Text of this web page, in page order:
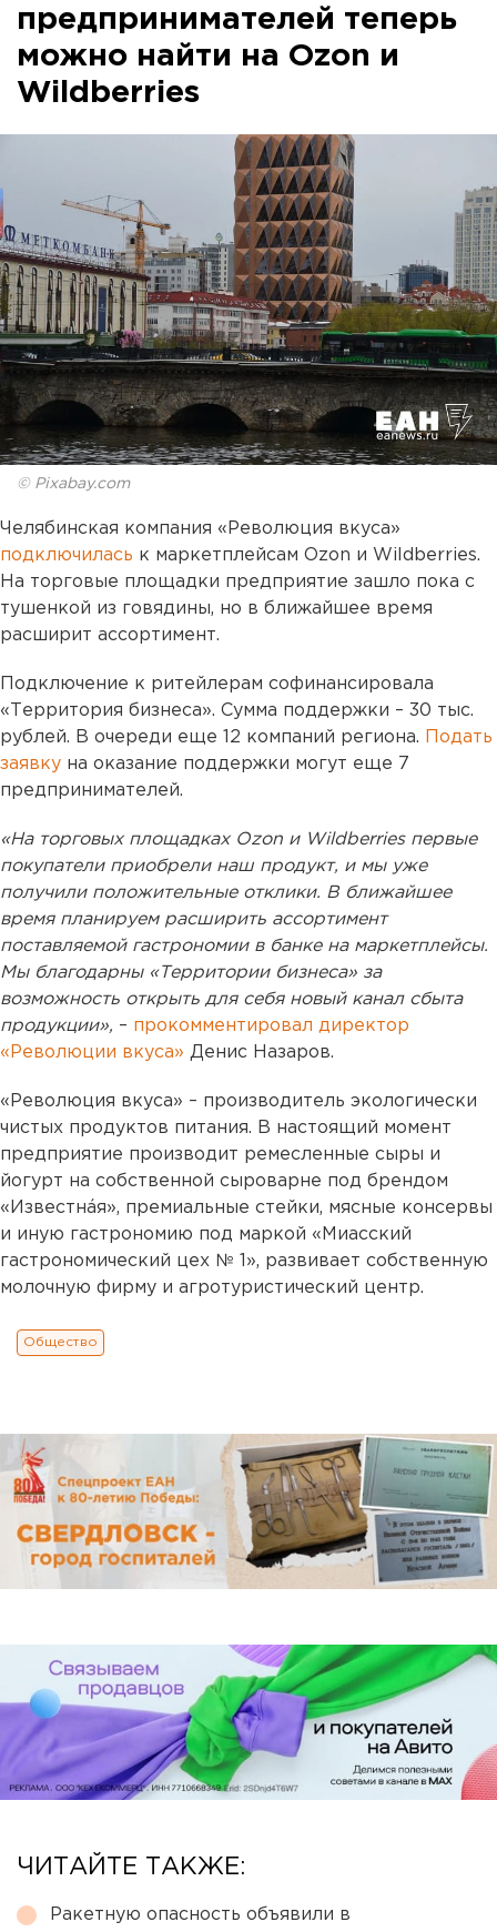
предпринимателей теперь
можно найти на Ozon и
Wildberries
© Pixabay.com
Челябинская компания «Революция вкуса»
подключилась к маркетплейсам Ozon и Wildberries.
На торговые площадки предприятие зашло пока с
тушенкой из говядины, но в ближайшее время
расширит ассортимент.
Подключение к ритейлерам софинансировала
«Территория бизнеса». Сумма поддержки – 30 тыс.
рублей. В очереди еще 12 компаний региона.
Подать
заявку на оказание поддержки могут еще 7
предпринимателей.
«На торговых площадках Ozon и Wildberries первые
покупатели приобрели наш продукт, и мы уже
получили положительные отклики. В ближайшее
время планируем расширить ассортимент
поставляемой гастрономии в банке на маркетплейсы.
Мы благодарны «Территории бизнеса» за
возможность открыть для себя новый канал сбыта
продукции», – прокомментировал директор
«Революции вкуса» Денис Назаров.
«Революция вкуса» – производитель экологически
чистых продуктов питания. В настоящий момент
предприятие производит ремесленные сыры и
йогурт на собственной сыроварне под брендом
«Известнáя», премиальные стейки, мясные консервы
и иную гастрономию под маркой «Миасский
гастрономический цех № 1», развивает собственную
молочную фирму и агротуристический центр.
Общество
ЧИТАЙТЕ ТАКЖЕ:
Ракетную опасность объявили в